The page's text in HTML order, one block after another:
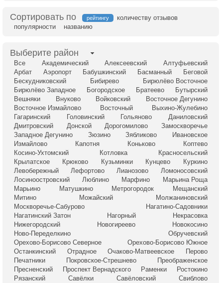
Сортировать по рейтингу
количеству отзывов
популярности
названию
Выберите район
Все Академический Алексеевский
Алтуфьевский
Арбат
Аэропорт Бабушкинский Басманный
Беговой
Бескудниковский
Бибирево
Бирюлёво Восточное
Бирюлёво Западное
Богородское Братеево
Бутырский
Вешняки
Внуково Войковский
Восточное Дегунино
Восточное Измайлово
Восточный
Выхино-Жулебино
Гагаринский
Головинский Гольяново
Даниловский
Дмитровский
Донской Дорогомилово
Замоскворечье
Западное Дегунино
Зюзино Зябликово
Ивановское
Измайлово
Капотня Коньково
Коптево
Косино-Ухтомский
Котловка
Красносельский
Крылатское
Крюково Кузьминки Кунцево
Куркино
Левобережный
Лефортово Лианозово
Ломоносовский
Лосиноостровский
Люблино Марфино
Марьина Роща
Марьино
Матушкино Метрогородок
Мещанский
Митино
Можайский
Молжаниновский
Москворечье-Сабурово
Нагатино-Садовники
Нагатинский Затон
Нагорный
Некрасовка
Нижегородский
Новогиреево
Новокосино
Ново-Переделкино
Обручевский
Орехово-Борисово Северное
Орехово-Борисово Южное
Останкинский
Отрадное Очаково-Матвеевское
Перово
Печатники
Покровское-Стрешнево
Преображенское
Пресненский
Проспект Вернадского Раменки
Ростокино
Рязанский
Савёлки Савёловский
Свиблово